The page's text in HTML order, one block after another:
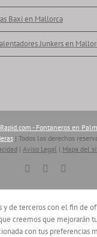
Baxi en Mallorca
Junkers en
- Fontaneros en
| Todos los derechos
| Aviso Legal | Mapa del
Vimeo YouTube
y de terceros con el fin de
creemos que mejorarán
con tus preferencias